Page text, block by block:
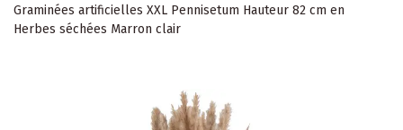
Graminées artificielles XXL Pennisetum Hauteur 82 cm en
Herbes séchées Marron clair